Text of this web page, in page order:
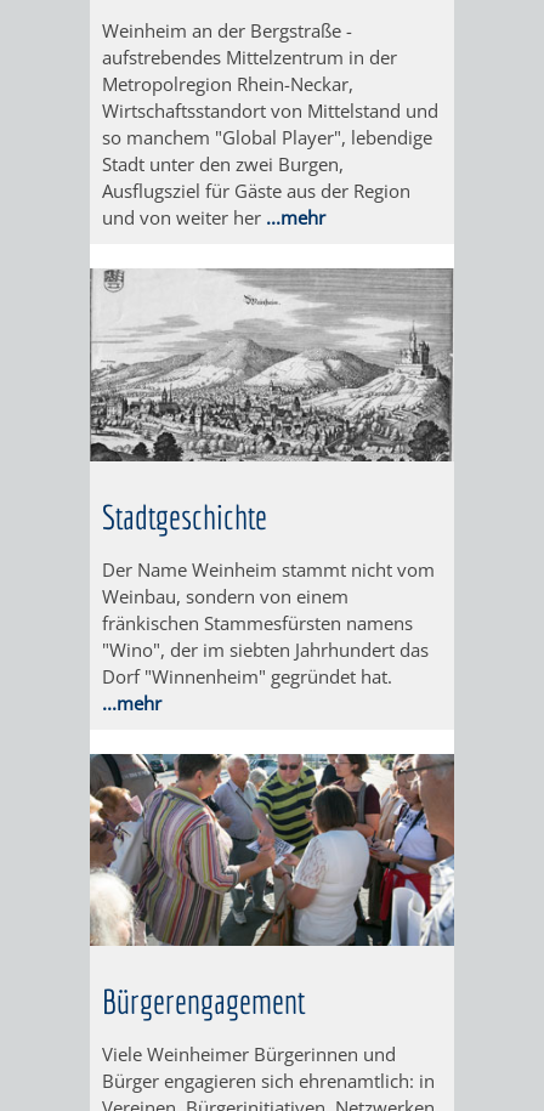
SERVICEBEREICH
FÜR
VEREINE
UND
ORGANISATIONEN
EHRUNGEN
STÄDTEPARTNERSCHAFTEN
IMOLALUTHERSTADT
EISLEBEN
RAMATVARCES
ET
RISSET
ORTSCHAFTEN
EINRICHTUNGEN
ORTSVEREINE
EINRICHTUNGEN
GESCHICHTE
Weinheim an der Bergstraße -
aufstrebendes Mittelzentrum in der
Metropolregion Rhein-Neckar,
Wirtschaftsstandort von Mittelstand und
so manchem "Global Player", lebendige
Stadt unter den zwei Burgen,
Ausflugsziel für Gäste aus der Region
und von weiter her ...mehr
Stadtgeschichte
Der Name Weinheim stammt nicht vom
Weinbau, sondern von einem
fränkischen Stammesfürsten namens
"Wino", der im siebten Jahrhundert das
Dorf "Winnenheim" gegründet hat.
...mehr
Bürgerengagement
Viele Weinheimer Bürgerinnen und
Bürger engagieren sich ehrenamtlich: in